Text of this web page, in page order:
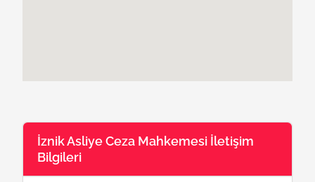
İznik Asliye Ceza Mahkemesi İletişim
Bilgileri